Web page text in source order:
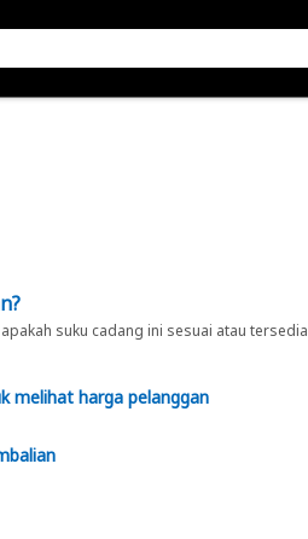
suku cadang ini sesuai atau
melihat harga pelanggan